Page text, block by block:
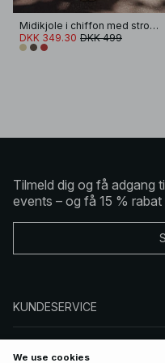
Midikjole i chiffon med stropper
DKK 349.30 DKK 499
Tilmeld dig og få adgang
events – og få 15 %
KUNDESERVICE